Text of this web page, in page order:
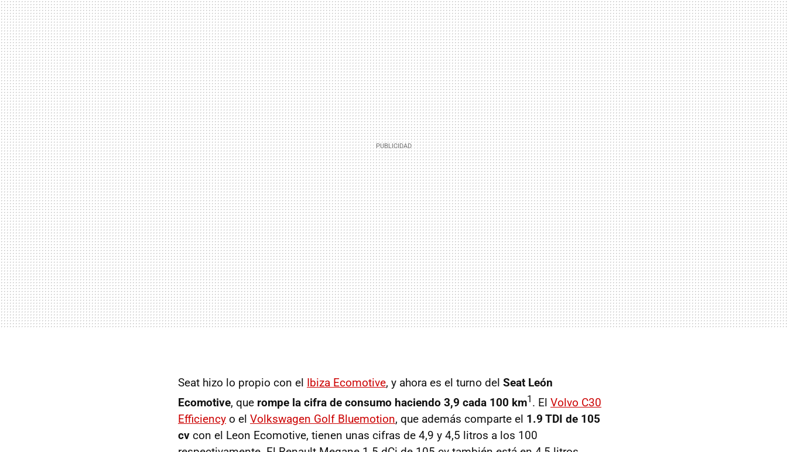
Seat hizo lo propio con el Ibiza Ecomotive, y ahora es el turno del Seat León
Ecomotive, que rompe la cifra de consumo haciendo 3,9 cada 100 km1 . El Volvo C30
Efficiency o el Volkswagen Golf Bluemotion, que además comparte el 1.9 TDI de 105
cv con el Leon Ecomotive, tienen unas cifras de 4,9 y 4,5 litros a los 100